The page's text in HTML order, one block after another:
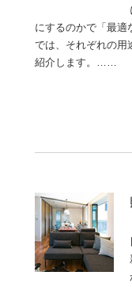
にするのかで「最適
では、それぞれの用
紹介します。……